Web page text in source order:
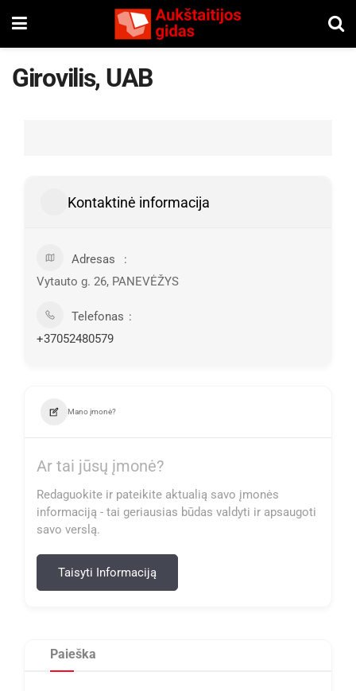
Girovilis, UAB
Kontaktinė informacija
Adresas
Vytauto g. 26, PANEVĖŽYS
Telefonas
+37052480579
Mano įmonė?
Ar tai jūsų įmonė?
Redaguokite ir pateikite aktualią savo įmonės
informaciją - tai geriausias būdas valdyti ir apsaugoti
savo verslą.
Taisyti Informaciją
Paieška